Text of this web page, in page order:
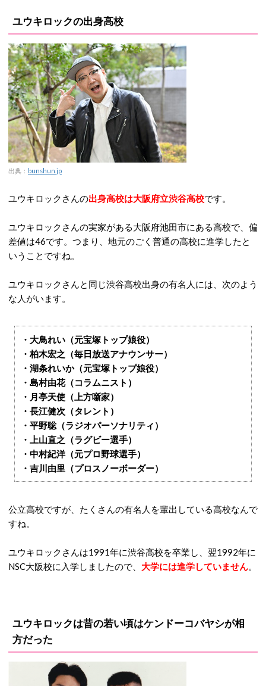
ユウキロックの出身高校
出典： bunshun.jp
ユウキロックさんの出身高校は大阪府立渋谷高校です。
ユウキロックさんの実家がある大阪府池田市にある高校で、偏
差値は46です。つまり、地元のごく普通の高校に進学したと
いうことですね。
ユウキロックさんと同じ渋谷高校出身の有名人には、次のよう
な人がいます。
・大鳥れい（元宝塚トップ娘役）
・柏木宏之（毎日放送アナウンサー）
・湖条れいか（元宝塚トップ娘役）
・島村由花（コラムニスト）
・月亭天使（上方噺家）
・長江健次（タレント）
・平野聡（ラジオパーソナリティ）
・上山直之（ラグビー選手）
・中村紀洋（元プロ野球選手）
・吉川由里（プロスノーボーダー）
公立高校ですが、たくさんの有名人を輩出している高校なんで
すね。
ユウキロックさんは1991年に渋谷高校を卒業し、翌1992年に
NSC大阪校に入学しましたので、 大学には進学していません。
ユウキロックは昔の若い頃はケンドーコバヤシが相
方だった